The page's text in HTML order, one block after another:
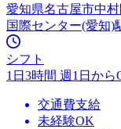
愛知県名古屋市中
国際センター(愛知)
シフト
1日3時間 週1日から
交通費支給
未経験OK